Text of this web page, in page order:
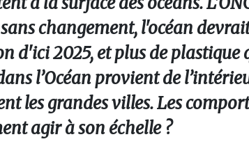
changement, l'océan
d'ici 2025, et plus de plastique
l’Océan provient de
les grandes villes. Les
agir à son échelle ?